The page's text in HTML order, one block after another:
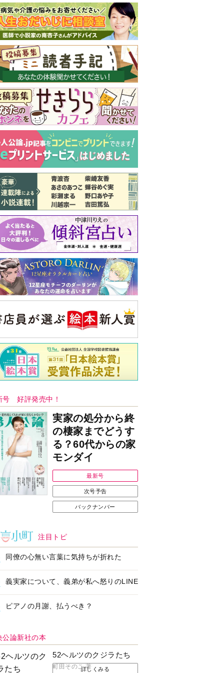
号 好評発売中！
実家の処分から終
の棲家までどうす
る？60代からの家
モンダイ
最新号
次号予告
バックナンバー
注目トピ
同僚の心無い言葉に気持ちが折れた
義実家について、義弟が私へ怒りのLINE
ピアノの月謝、払うべき？
公論新社の本
52ヘルツのクジラたち
フォメーション
始める遺言を書
の準備セミナー開
耳にすっぽり！オーテ
ィコン補聴器、新しい
スタイルで All in Ear
の「オーティコン ジー
ル」を発売
ヤホン「kikippa イ
ン HERALBONY
」発売
と訂正
たのペット自慢を
ください！
【編集部より】公式ア
ドレスの不正利用につ